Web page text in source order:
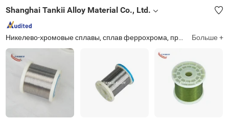
Shanghai Tankii Alloy Material Co., Ltd.
Никелево-хромовые сплавы, сплав феррохрома, проволока термопары, медно-никелевые сплавы, проволока для термического распыления, константан, манганин, сплав Больше +